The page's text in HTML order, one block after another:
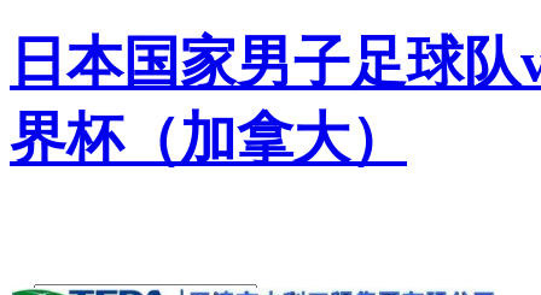
日本国家男子足球
界杯（加拿大）